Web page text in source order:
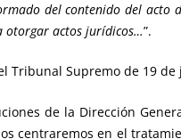
del contenido del
otorgar actos jurídicos…”.
Tribunal Supremo de 19 de
de la Dirección
centraremos en el